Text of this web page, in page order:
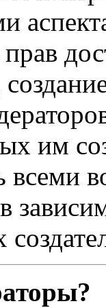
им
всеми